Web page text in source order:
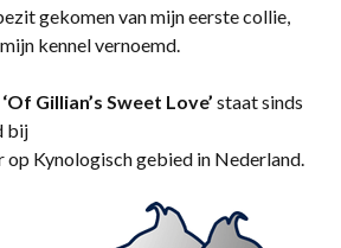
gekomen van mijn eerste collie,
kennel vernoemd.
‘Of Gillian’s Sweet Love’ staat sinds
bij
op Kynologisch gebied in Nederland.